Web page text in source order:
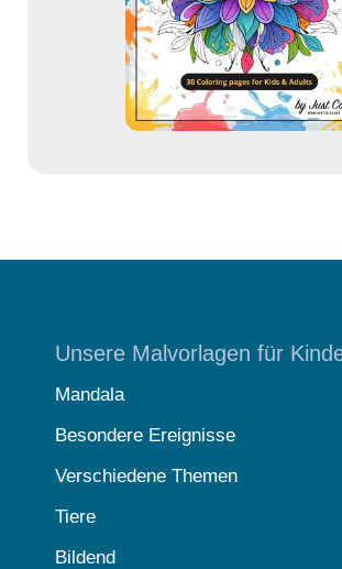
Unsere Malvorlagen für
Mandala
Besondere Ereignisse
Verschiedene Themen
Tiere
Bildend